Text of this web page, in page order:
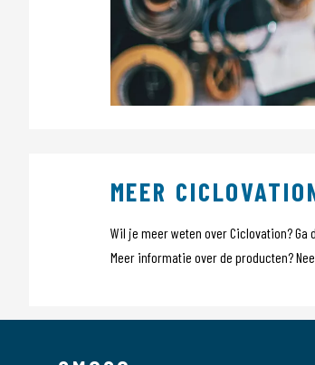
MEER
Wil je meer weten over Ciclovation? Ga
Meer informatie over de producten?